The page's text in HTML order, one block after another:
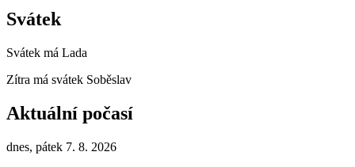
Svátek
Svátek má Lada
Zítra má svátek Soběslav
Aktuální počasí
dnes, pátek 7. 8. 2026